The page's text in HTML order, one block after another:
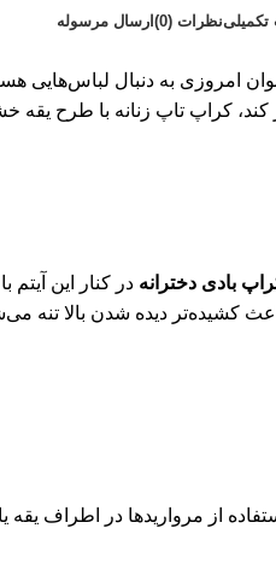
تکمیلینظرات (0) ارسال مرسوله
امروزی به دنبال لباس‌هایی
کراپ تاپ زنانه با طرح
بادی دخترانه در کنار این
کشیده‌تر دیده شدن بالا تنه
از مرواریدها در اطراف